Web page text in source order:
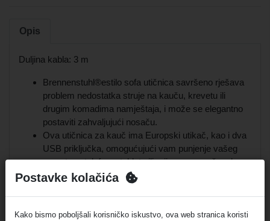
Opis
Duljina kabla: 3 m
Brennenstuhl®estilo sofa utičnica savršeno rješava
problem nedostatka struje na kauču, krevetu ili
drugim komadima namještaja, i može se elegantno
postaviti zahvaljujući nosaču.
Ova utičnica za kauč ima Europski utikač, kao i dva
USB priključka, omogućujući vam punjenje vašeg
pametnog telefona, tableta ili prijenosnog računala.
Trometarski priključni kabel može se diskretno
Ova utičnica za krevet omogućuje vam napajanje u
Postavke kolačića
Kako bismo poboljšali korisničko iskustvo, ova web stranica koristi